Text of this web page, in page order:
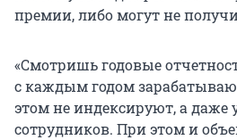
премии, либо могут не
«Смотришь годовые
с каждым годом
этом не индексируют, а даже
сотрудников. При этом и